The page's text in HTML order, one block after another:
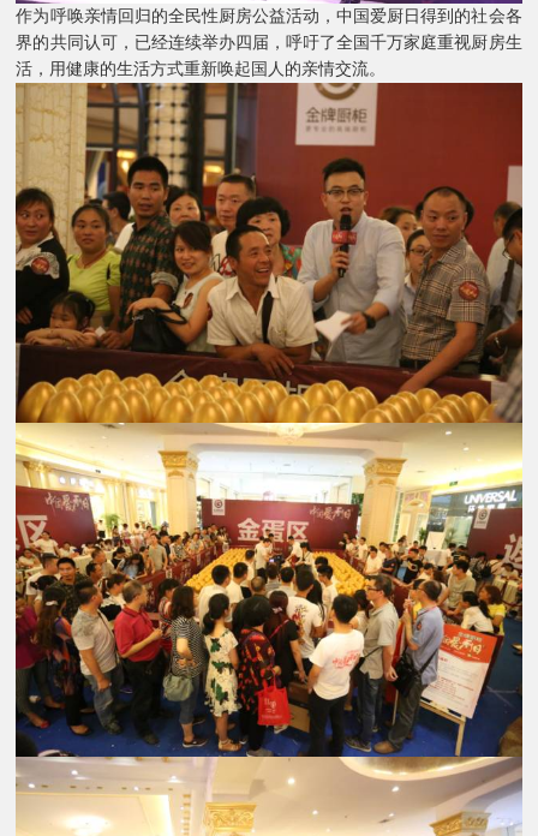
作为呼唤亲情回归的全民性厨房公益活动，中国爱厨日得到的社会各
界的共同认可，已经连续举办四届，呼吁了全国千万家庭重视厨房生
活，用健康的生活方式重新唤起国人的亲情交流。